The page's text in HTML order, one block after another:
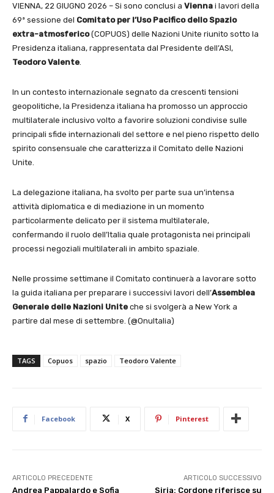
VIENNA, 22 GIUGNO 2026 – Si sono conclusi a Vienna i lavori della
69ª sessione del Comitato per l’Uso Pacifico dello Spazio
extra-atmosferico(COPUOS) delle Nazioni Unite riunito sotto la
Presidenza italiana, rappresentata dal Presidente dell’ASI,
Teodoro Valente
In un contesto internazionale segnato da crescenti tensioni
geopolitiche, la Presidenza italiana ha promosso un approccio
multilaterale inclusivo volto a favorire soluzioni condivise sulle
principali sfide internazionali del settore e nel pieno rispetto dello
spirito consensuale che caratterizza il Comitato delle Nazioni
Unite.
La delegazione italiana, ha svolto per parte sua un’intensa
attività diplomatica e di mediazione in un momento
particolarmente delicato per il sistema multilaterale,
confermando il ruolo dell’Italia quale protagonista nei principali
processi negoziali multilaterali in ambito spaziale.
Nelle prossime settimane il Comitato continuerà a lavorare sotto
la guida italiana per preparare i successivi lavori dell’Assemblea
Generale delle Nazioni Unite che si svolgerà a New York a
partire dal mese di settembre. (@OnuItalia)
TAGS Copuos spazio Teodoro Valente
Facebook X Pinterest
ARTICOLO PRECEDENTE
Andrea Pappalardo e Sofia
ARTICOLO SUCCESSIVO
Siria: Cordone riferisce su